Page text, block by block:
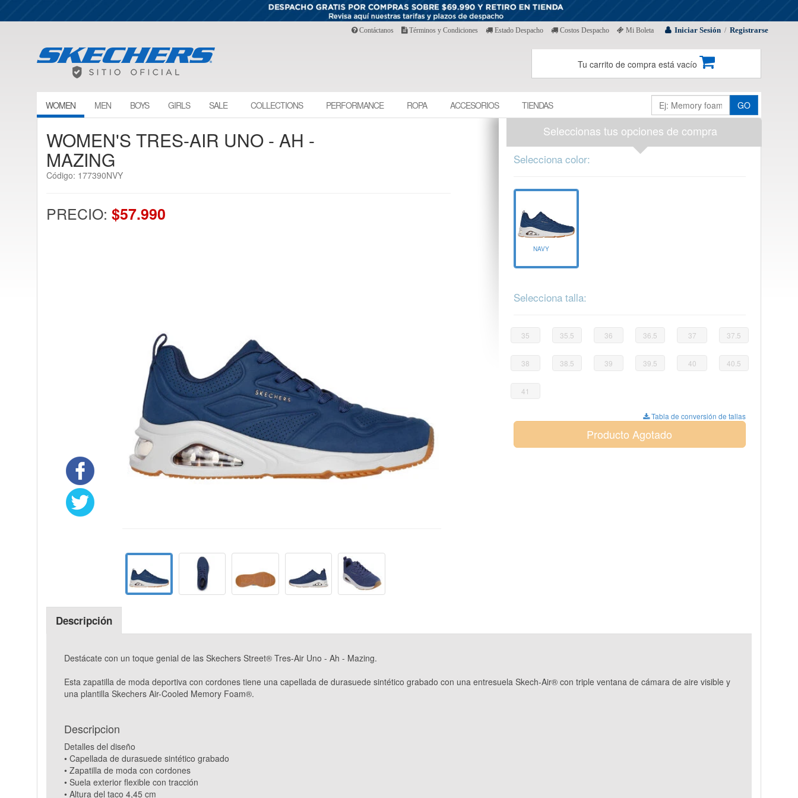
Iniciar Sesión / Registrarse
Contáctanos Términos y Condiciones Estado Despacho Costos Despacho Mi Boleta
Tu carrito de compra está vacío
WOMEN MEN BOYS GIRLS SALE COLLECTIONS PERFORMANCE ROPA ACCESORIOS TIENDAS GO
WOMEN'S TRES-AIR UNO - AH -
MAZING
Código: 177390NVY
PRECIO: $57.990
Seleccionas tus opciones de compra
Selecciona color:
NAVY
Selecciona talla:
35 35.5 36 36.5 37 37.5
38 38.5 39 39.5 40 40.5
41
Tabla de conversión de tallas
Producto Agotado
Descripción
Destácate con un toque genial de las Skechers Street® Tres-Air Uno - Ah - Mazing.
Esta zapatilla de moda deportiva con cordones tiene una capellada de durasuede sintético grabado con una entresuela Skech-Air® con triple ventana de cámara de aire visible y
una plantilla Skechers Air-Cooled Memory Foam®.
Descripcion
Detalles del diseño
• Capellada de durasuede sintético grabado
• Zapatilla de moda con cordones
• Suela exterior flexible con tracción
• Altura del taco 4,45 cm